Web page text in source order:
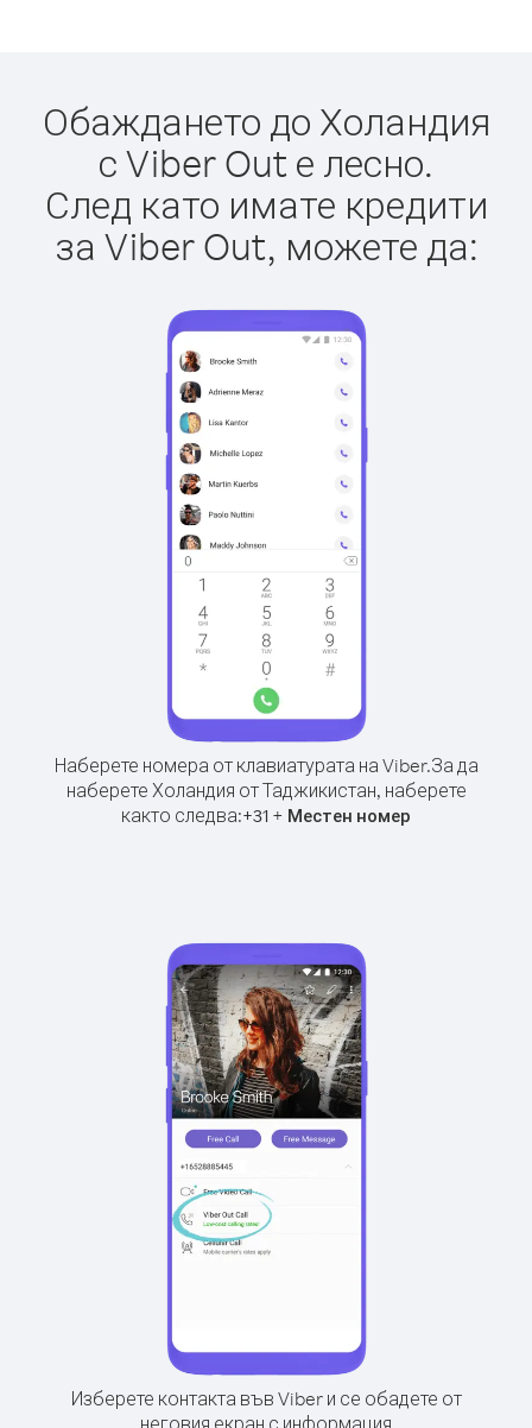
Обаждането до Холандия
с Viber Out е лесно.
След като имате кредити
за Viber Out, можете да:
Наберете номера от клавиатурата на Viber.За да
наберете Холандия от Таджикистан, наберете
както следва:+31 + Местен номер
Изберете контакта във Viber и се обадете от
неговия екран с информация